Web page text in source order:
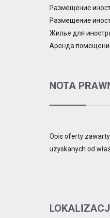
Размещение
Размещение
Жилье для
Аренда
NOTA
Opis oferty
uzyskanych od